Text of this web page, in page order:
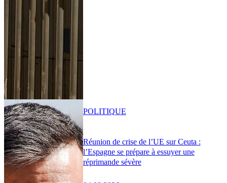
Réunion de crise de l’UE sur Ceuta :
l’Espagne se prépare à essuyer une
réprimande sévère
POLITIQUE